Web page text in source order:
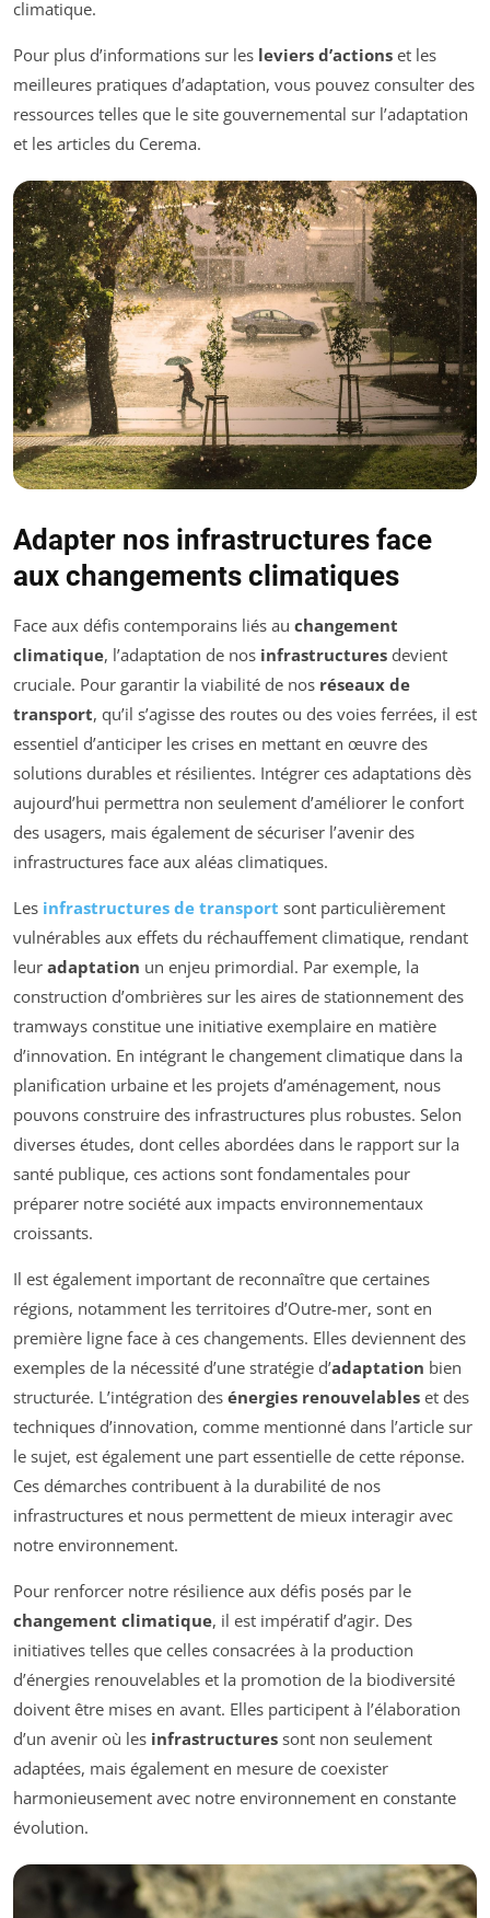
climatique.
Pour plus d’informations sur les leviers d’actions et les
meilleures pratiques d’adaptation, vous pouvez consulter des
ressources telles que le site gouvernemental sur l’adaptation
et les articles du Cerema.
Adapter nos infrastructures face
aux changements climatiques
Face aux défis contemporains liés au changement
climatique, l’adaptation de nos infrastructures devient
cruciale. Pour garantir la viabilité de nos réseaux de
transport, qu’il s’agisse des routes ou des voies ferrées, il est
essentiel d’anticiper les crises en mettant en œuvre des
solutions durables et résilientes. Intégrer ces adaptations dès
aujourd’hui permettra non seulement d’améliorer le confort
des usagers, mais également de sécuriser l’avenir des
infrastructures face aux aléas climatiques.
Les infrastructures de transport sont particulièrement
vulnérables aux effets du réchauffement climatique, rendant
leur adaptation un enjeu primordial. Par exemple, la
construction d’ombrières sur les aires de stationnement des
tramways constitue une initiative exemplaire en matière
d’innovation. En intégrant le changement climatique dans la
planification urbaine et les projets d’aménagement, nous
pouvons construire des infrastructures plus robustes. Selon
diverses études, dont celles abordées dans le rapport sur la
santé publique, ces actions sont fondamentales pour
préparer notre société aux impacts environnementaux
croissants.
Il est également important de reconnaître que certaines
régions, notamment les territoires d’Outre-mer, sont en
première ligne face à ces changements. Elles deviennent des
exemples de la nécessité d’une stratégie d’adaptation bien
structurée. L’intégration des énergies renouvelables et des
techniques d’innovation, comme mentionné dans l’article sur
le sujet, est également une part essentielle de cette réponse.
Ces démarches contribuent à la durabilité de nos
infrastructures et nous permettent de mieux interagir avec
notre environnement.
Pour renforcer notre résilience aux défis posés par le
changement climatique, il est impératif d’agir. Des
initiatives telles que celles consacrées à la production
d’énergies renouvelables et la promotion de la biodiversité
doivent être mises en avant. Elles participent à l’élaboration
d’un avenir où les infrastructures sont non seulement
adaptées, mais également en mesure de coexister
harmonieusement avec notre environnement en constante
évolution.